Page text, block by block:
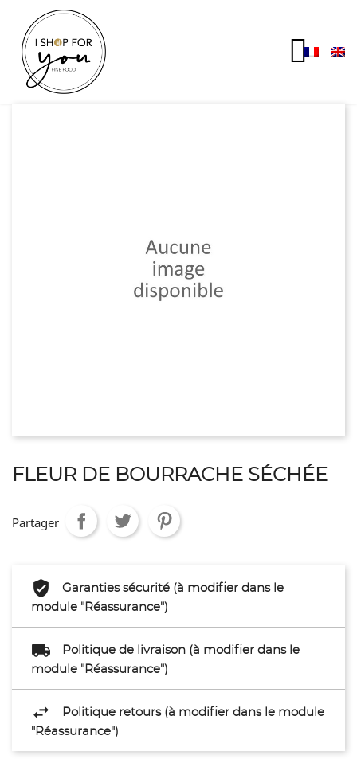
FLEUR DE BOURRACHE SÉCHÉE
Partager
Garanties sécurité (à modifier dans le
module "Réassurance")
Politique de livraison (à modifier dans le
module "Réassurance")
Politique retours (à modifier dans le module
"Réassurance")